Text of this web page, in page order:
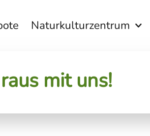
Naturkulturzentrum
mit uns!